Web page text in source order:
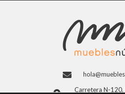
Carretera N-